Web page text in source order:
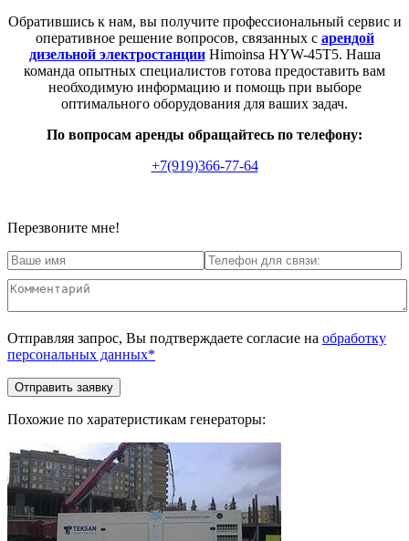
Обратившись к нам, вы получите профессиональный сервис и
оперативное решение вопросов, связанных с арендой
дизельной электростанцииHimoinsa HYW-45T5. Наша
команда опытных специалистов готова предоставить вам
необходимую информацию и помощь при выборе
оптимального оборудования для ваших задач.
По вопросам аренды обращайтесь по телефону:
+7(919)366-77-64
Перезвоните мне!
Отправляя запрос, Вы подтверждаете согласие на обработку
персональных данных*
Похожие по харатеристикам генераторы: